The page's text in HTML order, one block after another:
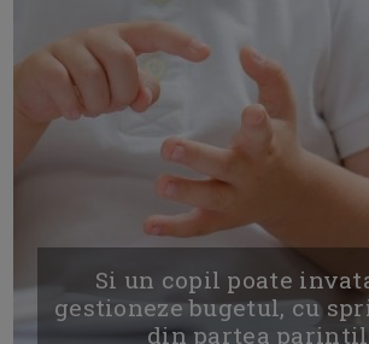
Si un copil poate
gestioneze bugetul, cu
din partea